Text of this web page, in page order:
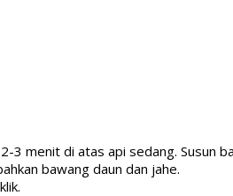
3 menit di atas api sedang. Susun
bawang daun dan jahe.